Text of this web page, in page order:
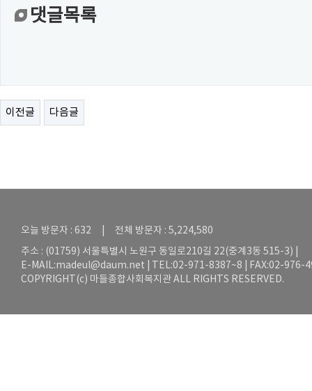
댓글목록
이전글 다음글
오늘 방문자 : 632 | 전체 방문자 : 5,224,580
주소 : (01759) 서울특별시 노원구 동일로210길 22(중계3동 515-3) |
E-MAIL:madeul@daum.net | TEL:02-971-8387~8 | FAX:02-976-
COPYRIGHT(c) 마들종합사회복지관 ALL RIGHTS RESERVED.